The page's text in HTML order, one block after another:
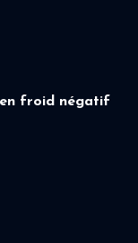
froid négatif